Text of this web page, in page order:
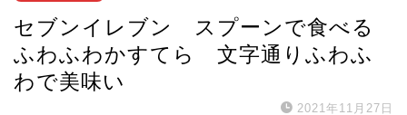
セブンイレブン スプーンで食べる
ふわふわかすてら 文字通りふわふ
わで美味い
2021年11月27日